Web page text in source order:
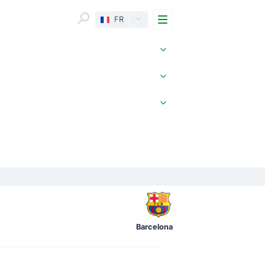
FR Menu
Barcelona